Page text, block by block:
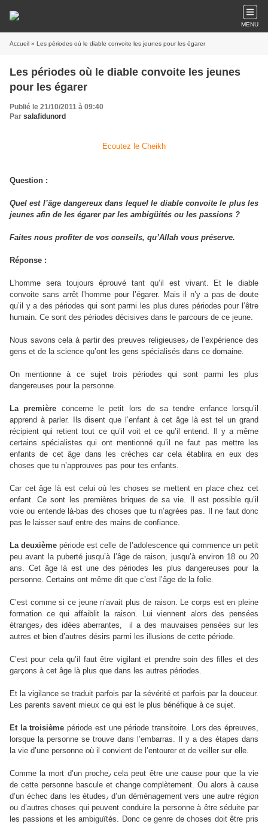
MENU
Accueil » Les périodes où le diable convoite les jeunes pour les égarer
Les périodes où le diable convoite les jeunes
pour les égarer
Publié le 21/10/2011 à 09:40
Par salafidunord
Ecoutez le Cheikh
Question :
Quel est l’âge dangereux dans lequel le diable convoite le plus les
jeunes afin de les égarer par les ambigüités ou les passions ?
Faites nous profiter de vos conseils, qu’Allah vous préserve.
Réponse :
L’homme sera toujours éprouvé tant qu’il est vivant. Et le diable
convoite sans arrêt l’homme pour l’égarer. Mais il n’y a pas de doute
qu’il y a des périodes qui sont parmi les plus dures périodes pour l’être
humain. Ce sont des périodes décisives dans le parcours de ce jeune.
Nous savons cela à partir des preuves religieuses٫ de l’expérience des
gens et de la science qu’ont les gens spécialisés dans ce domaine.
On mentionne à ce sujet trois périodes qui sont parmi les plus
dangereuses pour la personne.
La première concerne le petit lors de sa tendre enfance lorsqu’il
apprend à parler. Ils disent que l’enfant à cet âge là est tel un grand
récipient qui retient tout ce qu’il voit et ce qu’il entend. Il y a même
certains spécialistes qui ont mentionné qu’il ne faut pas mettre les
enfants de cet âge dans les crèches car cela établira en eux des
choses que tu n’approuves pas pour tes enfants.
Car cet âge là est celui où les choses se mettent en place chez cet
enfant. Ce sont les premières briques de sa vie. Il est possible qu’il
voie ou entende là-bas des choses que tu n’agrées pas. Il ne faut donc
pas le laisser sauf entre des mains de confiance.
La deuxième période est celle de l’adolescence qui commence un petit
peu avant la puberté jusqu’à l’âge de raison, jusqu’à environ 18 ou 20
ans. Cet âge là est une des périodes les plus dangereuses pour la
personne. Certains ont même dit que c’est l’âge de la folie.
C’est comme si ce jeune n’avait plus de raison. Le corps est en pleine
formation ce qui affaiblit la raison. Lui viennent alors des pensées
étranges٫ des idées aberrantes, il a des mauvaises pensées sur les
autres et bien d’autres désirs parmi les illusions de cette période.
C’est pour cela qu’il faut être vigilant et prendre soin des filles et des
garçons à cet âge là plus que dans les autres périodes.
Et la vigilance se traduit parfois par la sévérité et parfois par la douceur.
Les parents savent mieux ce qui est le plus bénéfique à ce sujet.
Et la troisième période est une période transitoire. Lors des épreuves,
lorsque la personne se trouve dans l’embarras. Il y a des étapes dans
la vie d’une personne où il convient de l’entourer et de veiller sur elle.
Comme la mort d’un proche٫ cela peut être une cause pour que la vie
de cette personne bascule et change complètement. Ou alors à cause
d’un échec dans les études٫ d’un déménagement vers une autre région
ou d’autres choses qui peuvent conduire la personne à être séduite par
les passions et les ambiguïtés. Donc ce genre de choses doit être pris